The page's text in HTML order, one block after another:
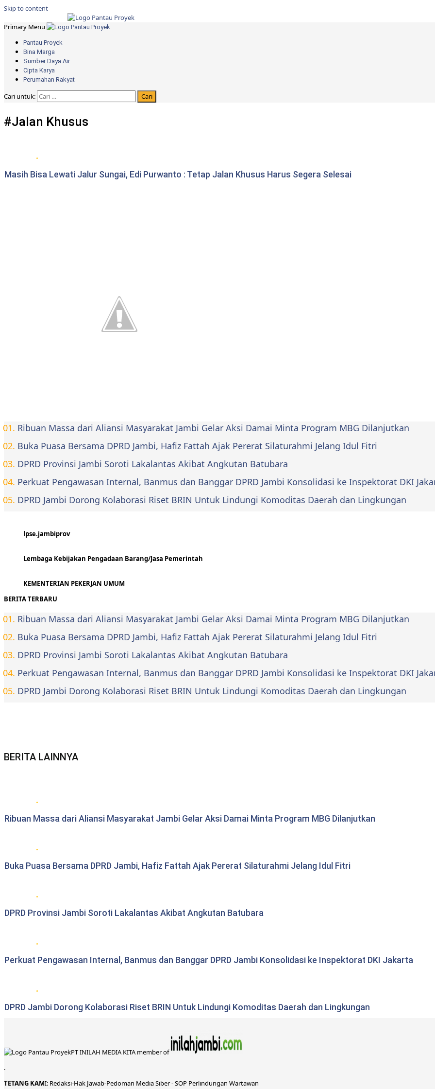
Skip to content
Primary Menu
Pantau Proyek
Bina Marga
Sumber Daya Air
Cipta Karya
Perumahan Rakyat
Cari untuk:
#Jalan Khusus
Masih Bisa Lewati Jalur Sungai, Edi Purwanto : Tetap Jalan Khusus Harus Segera Selesai
Ribuan Massa dari Aliansi Masyarakat Jambi Gelar Aksi Damai Minta Program MBG Dilanjutkan
Buka Puasa Bersama DPRD Jambi, Hafiz Fattah Ajak Pererat Silaturahmi Jelang Idul Fitri
DPRD Provinsi Jambi Soroti Lakalantas Akibat Angkutan Batubara
Perkuat Pengawasan Internal, Banmus dan Banggar DPRD Jambi Konsolidasi ke Inspektorat DKI
DPRD Jambi Dorong Kolaborasi Riset BRIN Untuk Lindungi Komoditas Daerah dan Lingkungan
lpse.jambiprov
Lembaga Kebijakan Pengadaan Barang/Jasa Pemerintah
KEMENTERIAN PEKERJAN UMUM
BERITA TERBARU
Ribuan Massa dari Aliansi Masyarakat Jambi Gelar Aksi Damai Minta Program MBG Dilanjutkan
Buka Puasa Bersama DPRD Jambi, Hafiz Fattah Ajak Pererat Silaturahmi Jelang Idul Fitri
DPRD Provinsi Jambi Soroti Lakalantas Akibat Angkutan Batubara
Perkuat Pengawasan Internal, Banmus dan Banggar DPRD Jambi Konsolidasi ke Inspektorat DKI
DPRD Jambi Dorong Kolaborasi Riset BRIN Untuk Lindungi Komoditas Daerah dan Lingkungan
BERITA LAINNYA
Ribuan Massa dari Aliansi Masyarakat Jambi Gelar Aksi Damai Minta Program MBG Dilanjutkan
Buka Puasa Bersama DPRD Jambi, Hafiz Fattah Ajak Pererat Silaturahmi Jelang Idul Fitri
DPRD Provinsi Jambi Soroti Lakalantas Akibat Angkutan Batubara
Perkuat Pengawasan Internal, Banmus dan Banggar DPRD Jambi Konsolidasi ke Inspektorat DKI Jakarta
DPRD Jambi Dorong Kolaborasi Riset BRIN Untuk Lindungi Komoditas Daerah dan Lingkungan
PT INILAH MEDIA KITA member of
.
TETANG KAMI: Redaksi-Hak Jawab-Pedoman Media Siber-SOP Perlindungan Wartawan